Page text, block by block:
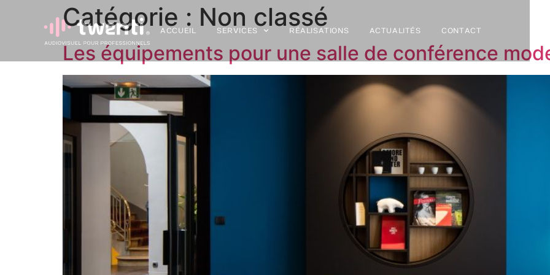
ACCUEIL SERVICES RÉALISATIONS ACTUALITÉS CONTACT
Catégorie : Non classé
Les équipements pour une salle de conférence